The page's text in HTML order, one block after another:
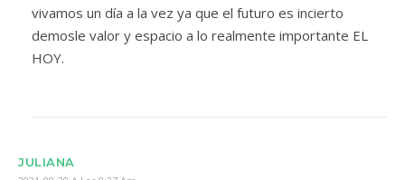
vivamos un día a la vez ya que el futuro es incierto
demosle valor y espacio a lo realmente importante EL
HOY.
JULIANA